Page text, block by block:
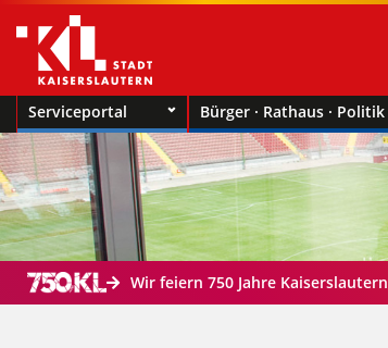
Serviceportal Bürger · Rathaus · Politik
Wir feiern 750 Jahre Kaiserslautern